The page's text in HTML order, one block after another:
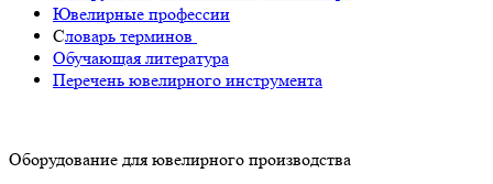
Ювелирные профессии
Словарь терминов
Обучающая литература
Перечень ювелирного инструмента
Оборудование для ювелирного производства